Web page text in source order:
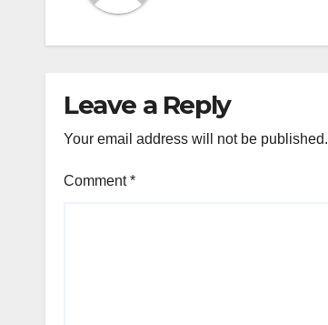
Leave a Reply
Your email address will not be published.
Comment*